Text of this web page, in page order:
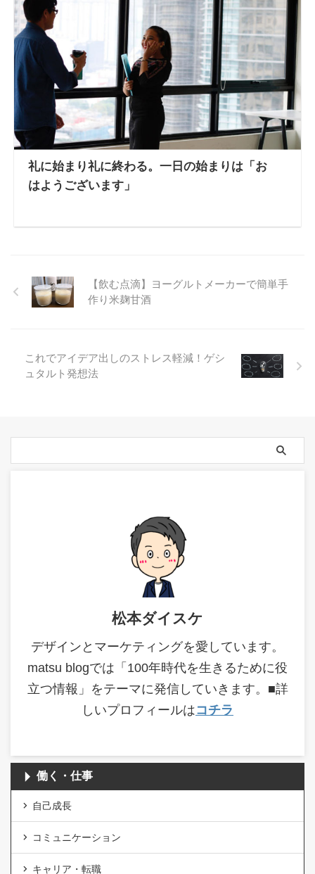
礼に始まり礼に終わる。一日の始まりは「お
はようございます」
【飲む点滴】ヨーグルトメーカーで簡単手
作り米麹甘酒
これでアイデア出しのストレス軽減！ゲシ
ュタルト発想法
松本ダイスケ
デザインとマーケティングを愛しています。
matsu blogでは「100年時代を生きるために役
立つ情報」をテーマに発信していきます。■詳
しいプロフィールはコチラ
働く・仕事
自己成長
コミュニケーション
キャリア・転職